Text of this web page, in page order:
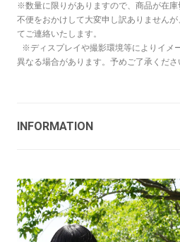
※数量に限りがありますので、商品が在
不便をおかけして大変申し訳ありません
てご連絡いたします。
※ディスプレイや撮影環境等によりイメ
異なる場合があります。予めご了承くださ
INFORMATION